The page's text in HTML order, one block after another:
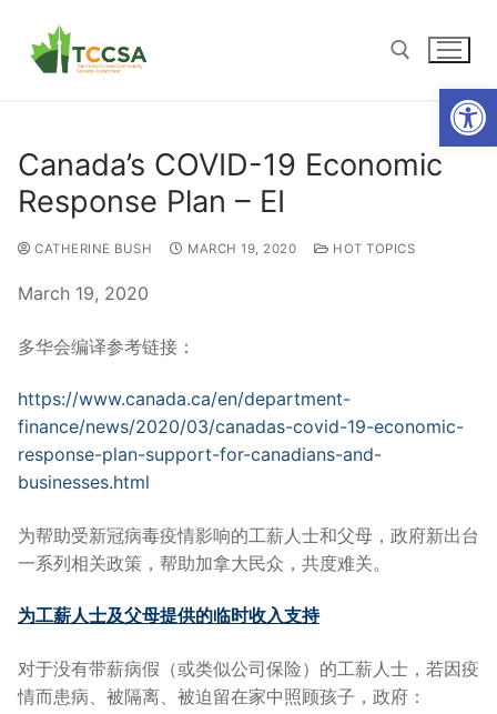
Canada’s COVID-19 Economic
Response Plan – EI
CATHERINE BUSH MARCH 19, 2020 HOT TOPICS
March 19, 2020
多华会编译参考链接：
https://www.canada.ca/en/department-
finance/news/2020/03/canadas-covid-19-economic-
response-plan-support-for-canadians-and-
businesses.html
为帮助受新冠病毒疫情影响的工薪人士和父母，政府新出台
一系列相关政策，帮助加拿大民众，共度难关。
为工薪人士及父母提供的临时收入支持
对于没有带薪病假（或类似公司保险）的工薪人士，若因疫
情而患病、被隔离、被迫留在家中照顾孩子，政府：